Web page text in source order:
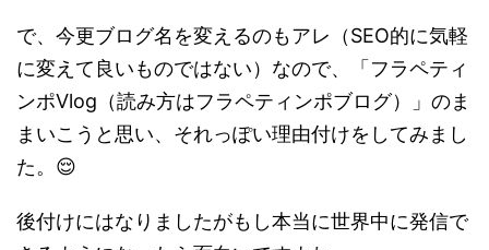
で、今更ブログ名を変えるのもアレ（SEO的に気軽
に変えて良いものではない）なので、「フラペティ
ンポVlog（読み方はフラペティンポブログ）」のま
まいこうと思い、それっぽい理由付けをしてみまし
た。😌
後付けにはなりましたがもし本当に世界中に発信で